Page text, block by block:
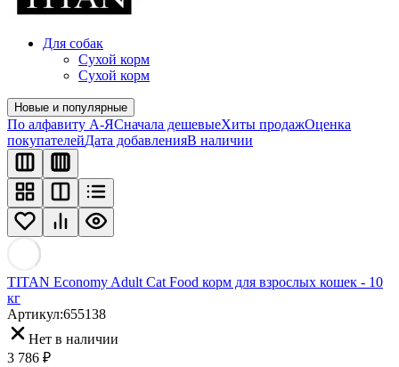
Для собак
Сухой корм
Сухой корм
Новые и популярные
По алфавиту А-ЯСначала дешевыеХиты продажОценка
покупателейДата добавленияВ наличии
TITAN Economy Adult Cat Food корм для взрослых кошек - 10
кг
Артикул:655138
Нет в наличии
3 786 ₽